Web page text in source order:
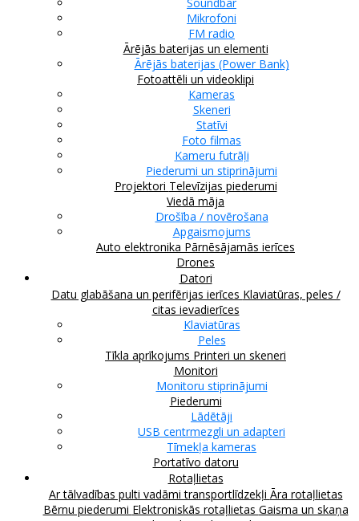
Mikrofoni
FM radio
Ārējās baterijas un elementi
Ārējās baterijas (Power Bank)
Fotoattēli un videoklipi
Kameras
Skeneri
Statīvi
Foto filmas
Kameru futrāļi
Piederumi un stiprinājumi
Projektori Televīzijas piederumi
Viedā māja
Drošība / novērošana
Apgaismojums
Auto elektronika Pārnēsājamās ierīces
Drones
Datori
Datu glabāšana un perifērijas ierīces Klaviatūras, peles /
citas ievadierīces
Klaviatūras
Peles
Tīkla aprīkojums Printeri un skeneri
Monitori
Monitoru stiprinājumi
Piederumi
Lādētāji
USB centrmezgli un adapteri
Tīmekļa kameras
Portatīvo datoru
Rotaļlietas
Ar tālvadības pulti vadāmi transportlīdzekļi Āra rotaļlietas
Bērnu piederumi Elektroniskās rotaļlietas Gaisma un skaņa